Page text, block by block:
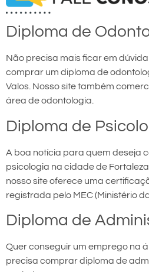
Diploma de
Não precisa mais ficar em
comprar um diploma de
Valos. Nosso site também
área de odontologia.
Diploma de
A boa notícia para quem deseja
psicologia na cidade de Fortaleza
nosso site oferece uma
registrada pelo MEC (Ministério
Diploma de
Quer conseguir um emprego na
precisa comprar diploma de